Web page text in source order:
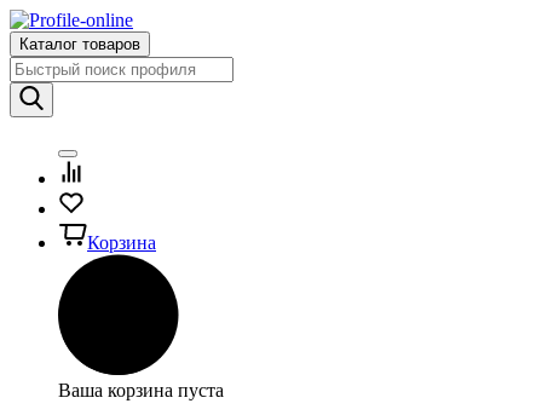
Каталог товаров
Корзина
Ваша корзина пуста